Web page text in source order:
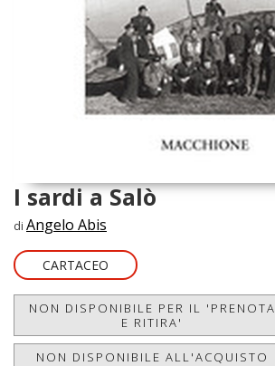
I sardi a Salò
di Angelo Abis
CARTACEO
NON DISPONIBILE PER IL 'PRENOTA
E RITIRA'
NON DISPONIBILE ALL'ACQUISTO